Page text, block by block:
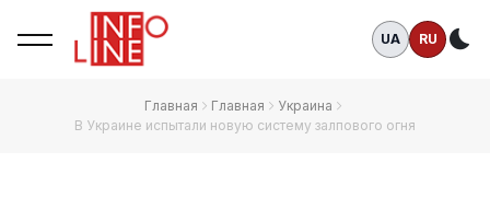
UA RU
Главная Главная
Украина
В Украине испытали новую систему залпового огня